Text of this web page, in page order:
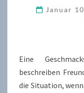
Januar
Eine
beschreiben
die Situation,